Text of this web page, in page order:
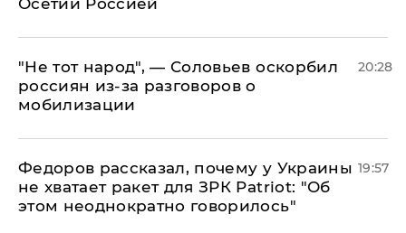
Осетии Россией
​"Не тот народ", — Соловьев оскорбил
россиян из-за разговоров о
мобилизации
20:28
Федоров рассказал, почему у Украины
не хватает ракет для ЗРК Patriot: "Об
этом неоднократно говорилось"
19:57